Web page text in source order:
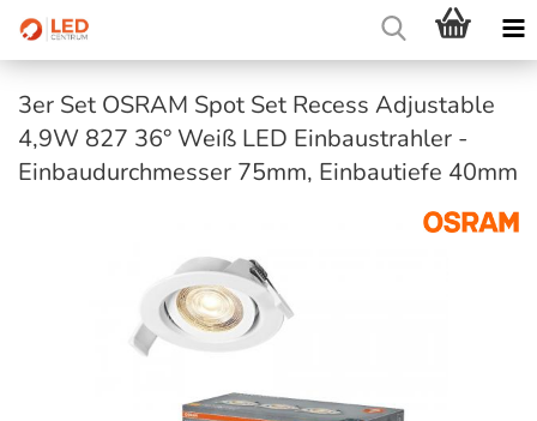
3er Set OSRAM Spot Set Recess Adjustable
4,9W 827 36° Weiß LED Einbaustrahler -
Einbaudurchmesser 75mm, Einbautiefe 40mm